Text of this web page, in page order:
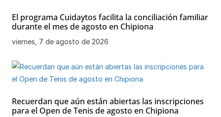
El programa Cuidaytos facilita la conciliación familiar
durante el mes de agosto en Chipiona
viernes, 7 de agosto de 2026
Recuerdan que aún están abiertas las inscripciones
para el Open de Tenis de agosto en Chipiona